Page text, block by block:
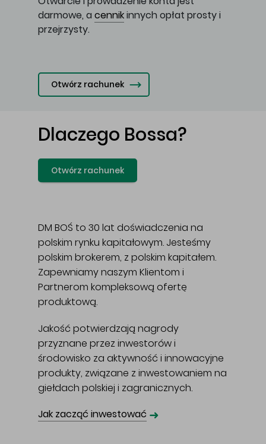
darmowe, a cennikinnych opłat prosty i
przejrzysty.
Otwórz rachunek
Dlaczego Bossa?
Otwórz rachunek
DM BOŚ to 30 lat doświadczenia na
polskim rynku kapitałowym. Jesteśmy
polskim brokerem, z polskim kapitałem.
Zapewniamy naszym Klientom i
Partnerom kompleksową ofertę
produktową.
Jakość potwierdzają nagrody
przyznane przez inwestorów i
środowisko za aktywność i innowacyjne
produkty, związane z inwestowaniem na
giełdach polskiej i zagranicznych.
Jak zacząć inwestować ➜